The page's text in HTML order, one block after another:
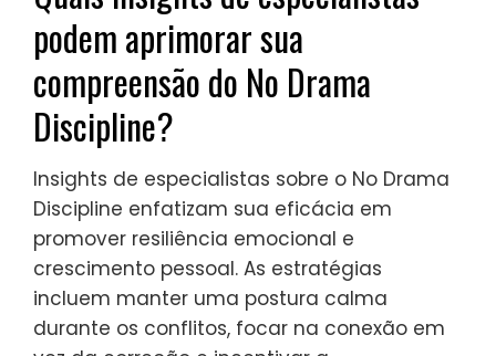
perspectivas das crianças.
2. Use empatia para validar sentimentos
enquanto orienta comportamentos.
3. Implemente rotinas estruturadas para
fornecer estabilidade.
problemas envolvendo as crianças nas
discussões sobre suas ações.
Essas estratégias promovem a resiliência
emocional e o crescimento pessoal tanto
em crianças quanto em cuidadores.